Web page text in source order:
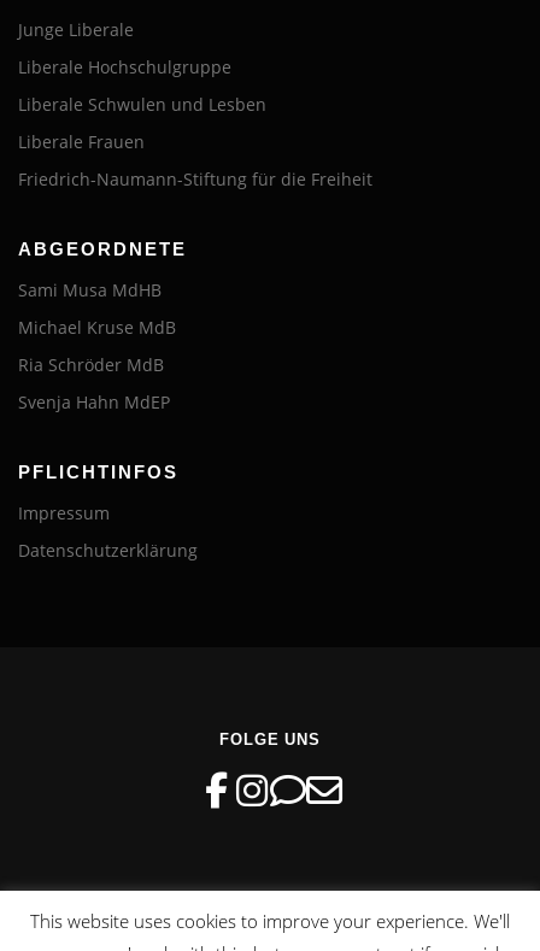
Junge Liberale
Liberale Hochschulgruppe
Liberale Schwulen und Lesben
Liberale Frauen
Friedrich-Naumann-Stiftung für die Freiheit
ABGEORDNETE
Sami Musa MdHB
Michael Kruse MdB
Ria Schröder MdB
Svenja Hahn MdEP
PFLICHTINFOS
Impressum
Datenschutzerklärung
FOLGE UNS
This website uses cookies to improve your experience. We'll